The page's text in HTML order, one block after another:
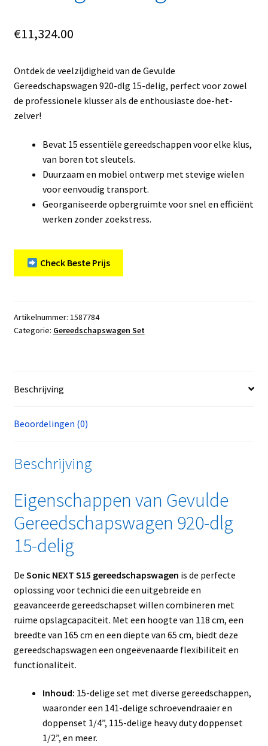
€11,324.00
Ontdek de veelzijdigheid van de Gevulde
Gereedschapswagen 920-dlg 15-delig, perfect voor zowel
de professionele klusser als de enthousiaste doe-het-
zelver!
Bevat 15 essentiële gereedschappen voor elke klus,
van boren tot sleutels.
Duurzaam en mobiel ontwerp met stevige wielen
voor eenvoudig transport.
Georganiseerde opbergruimte voor snel en efficiënt
werken zonder zoekstress.
Check Beste Prijs
Artikelnummer: 1587784
Categorie: Gereedschapswagen Set
Beschrijving
Beoordelingen (0)
Beschrijving
Eigenschappen van Gevulde
Gereedschapswagen 920-dlg
15-delig
De Sonic NEXT S15 gereedschapswagen is de perfecte
oplossing voor technici die een uitgebreide en
geavanceerde gereedschapset willen combineren met
ruime opslagcapaciteit. Met een hoogte van 118 cm, een
breedte van 165 cm en een diepte van 65 cm, biedt deze
gereedschapswagen een ongeëvenaarde flexibiliteit en
functionaliteit.
Inhoud: 15-delige set met diverse gereedschappen,
waaronder een 141-delige schroevendraaier en
doppenset 1/4”, 115-delige heavy duty doppenset
1/2”, en meer.